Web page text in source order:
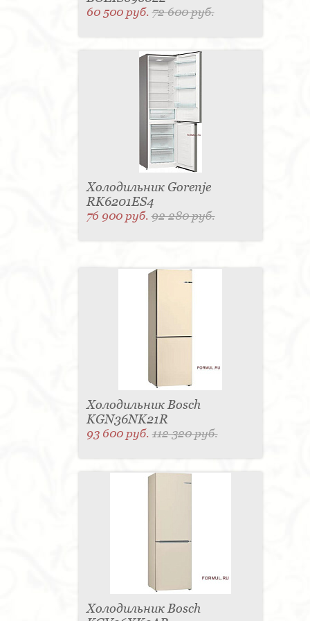
60 500 руб.72 600 руб.
Холодильник Gorenje
RK6201ES4
76 900 руб.92 280 руб.
Холодильник Bosch
KGN36NK21R
93 600 руб.112 320 руб.
Холодильник Bosch